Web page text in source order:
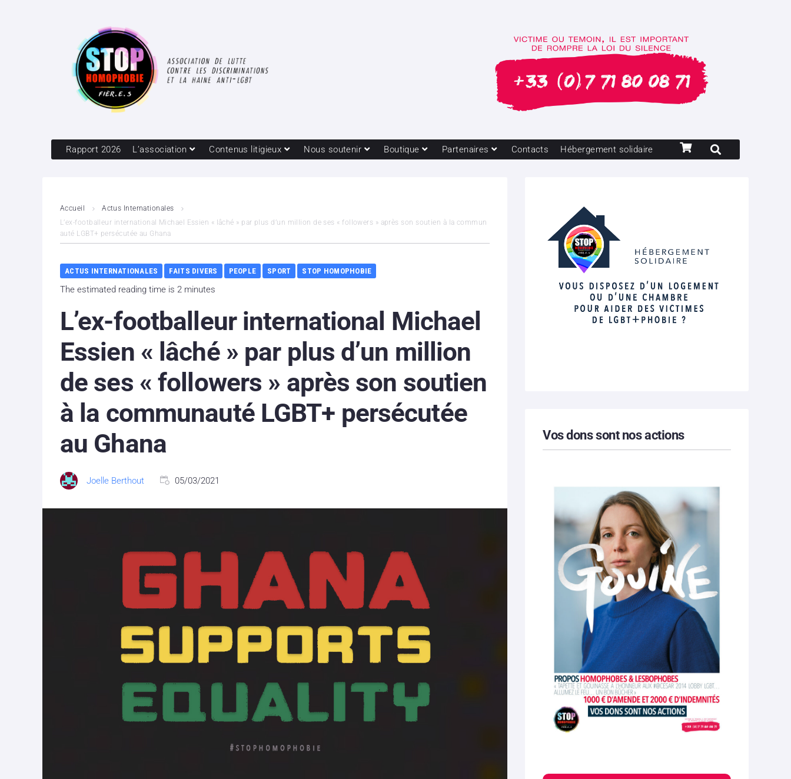
Rapport 2026 L’association Contenus litigieux Nous soutenir Boutique Partenaires Contacts Hébergement solidaire
Accueil
Actus Internationales
L’ex-footballeur international Michael Essien « lâché » par plus d’un million de ses « followers » après son soutien à la commun
auté LGBT+ persécutée au Ghana
ACTUS INTERNATIONALES FAITS DIVERS PEOPLE SPORT STOP HOMOPHOBIE
The estimated reading time is 2 minutes
L’ex-footballeur international Michael
Essien « lâché » par plus d’un million
de ses « followers » après son soutien
à la communauté LGBT+ persécutée
au Ghana
Joelle Berthout 05/03/2021
Vos dons sont nos actions